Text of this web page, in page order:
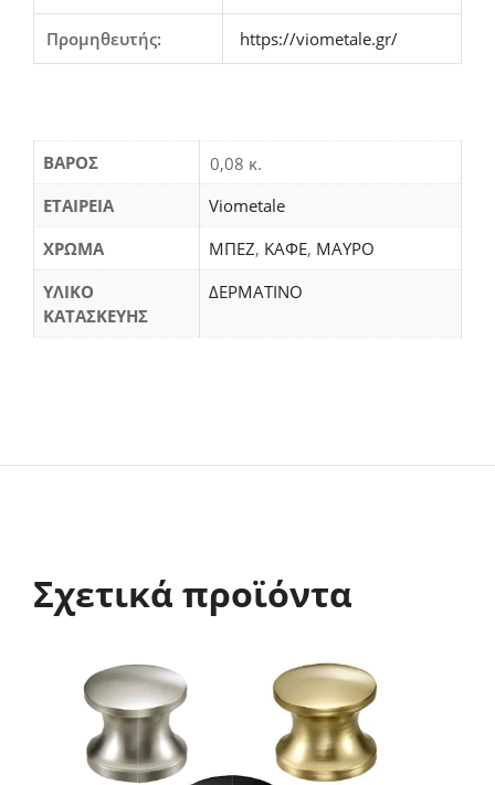
Προμηθευτής: https://viometale.gr/
ΒΆΡΟΣ
0,08 κ.
ΕΤΑΙΡΕΙΑ
Viometale
ΧΡΩΜΑ
ΜΠΕΖ, ΚΑΦΕ, ΜΑΥΡΟ
ΥΛΙΚΟ
ΚΑΤΑΣΚΕΥΗΣ
ΔΕΡΜΑΤΙΝΟ
Σχετικά προϊόντα